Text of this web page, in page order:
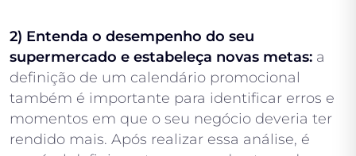
2) Entenda o desempenho do seu
supermercado e estabeleça novas metas: a
definição de um calendário promocional
também é importante para identificar erros e
momentos em que o seu negócio deveria ter
rendido mais. Após realizar essa análise, é